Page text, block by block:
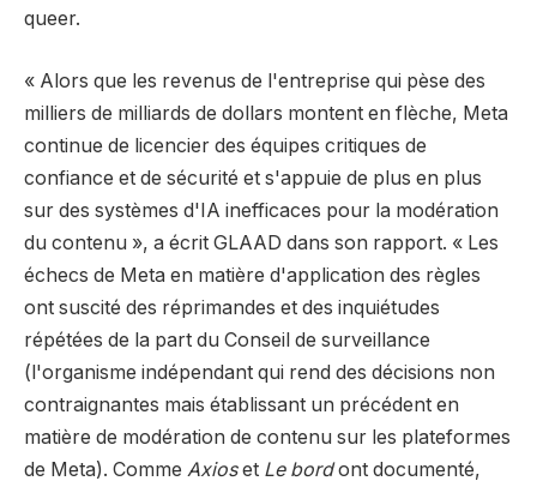
queer.
« Alors que les revenus de l'entreprise qui pèse des
milliers de milliards de dollars montent en flèche, Meta
continue de licencier des équipes critiques de
confiance et de sécurité et s'appuie de plus en plus
sur des systèmes d'IA inefficaces pour la modération
du contenu », a écrit GLAAD dans son rapport. « Les
échecs de Meta en matière d'application des règles
ont suscité des réprimandes et des inquiétudes
répétées de la part du Conseil de surveillance
(l'organisme indépendant qui rend des décisions non
contraignantes mais établissant un précédent en
matière de modération de contenu sur les plateformes
de Meta). Comme Axioset Le bordont documenté,